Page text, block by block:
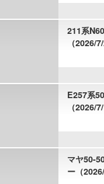
211系
（2026/
E257系
（2026/
マヤ50-
ー（